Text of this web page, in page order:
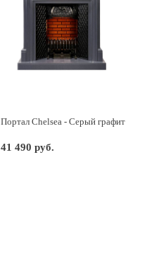
Портал Chelsea - Серый графит
41 490 руб.